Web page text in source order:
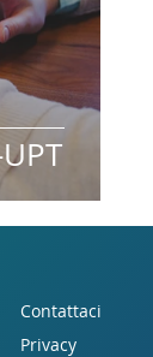
Contattaci
Privacy